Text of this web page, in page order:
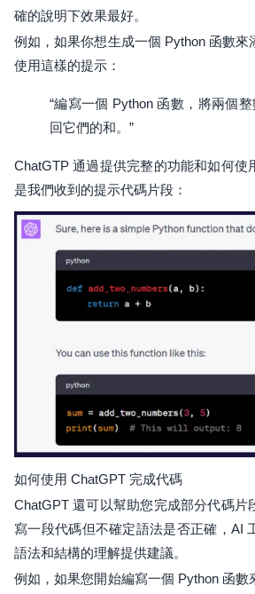
確的說明下效果最好。
例如，如果你想生成一個 Python 函數來
使用這樣的提示：
“編寫一個 Python 函數，將兩個
回它們的和。”
ChatGTP 通過提供完整的功能和如何使
是我們收到的提示代碼片段：
如何使用 ChatGPT 完成代碼
ChatGPT 還可以幫助您完成部分代碼片
寫一段代碼但不確定語法是否正確，AI
語法和結構的理解提供建議。
例如，如果您開始編寫一個 Python 函數